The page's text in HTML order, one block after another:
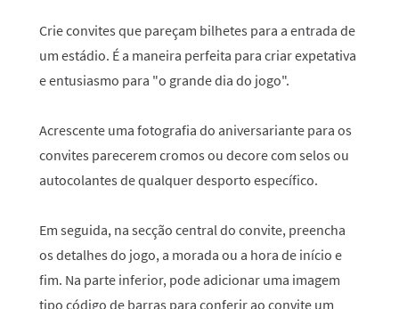
Crie convites que pareçam bilhetes para a entrada de
um estádio. É a maneira perfeita para criar expetativa
e entusiasmo para "o grande dia do jogo".
Acrescente uma fotografia do aniversariante para os
convites parecerem cromos ou decore com selos ou
autocolantes de qualquer desporto específico.
Em seguida, na secção central do convite, preencha
os detalhes do jogo, a morada ou a hora de início e
fim. Na parte inferior, pode adicionar uma imagem
tipo código de barras para conferir ao convite um